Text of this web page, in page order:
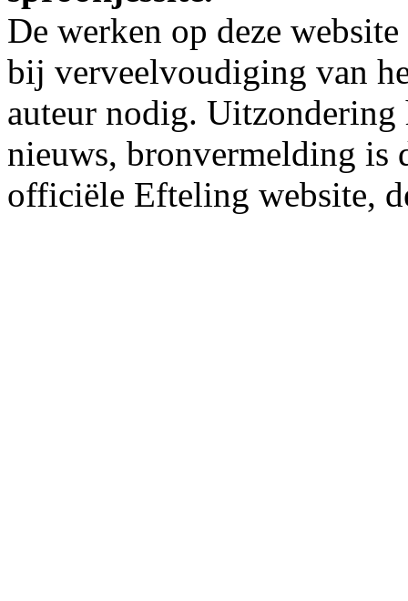
De werken op deze
bij verveelvoudiging van
auteur nodig. Uitzondering
nieuws, bronvermelding is
officiële Efteling website,